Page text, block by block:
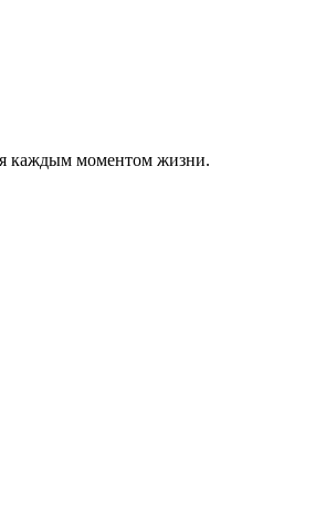
каждым моментом жизни.